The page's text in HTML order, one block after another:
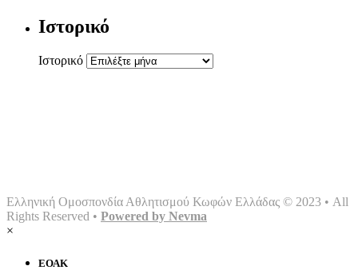
Ιστορικό
Ιστορικό
Ελληνική Ομοσπονδία Αθλητισμού Κωφών Ελλάδας © 2023 • All
Rights Reserved • Powered by Nevma
×
ΕΟΑΚ